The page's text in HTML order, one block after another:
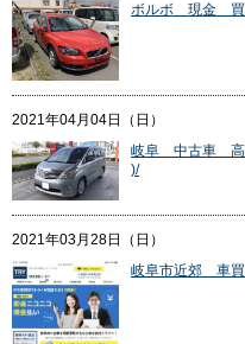
ボルボ 現金 買
2021年04月04日（日）
岐阜 中古車 高
)/
2021年03月28日（日）
岐阜市近郊 車